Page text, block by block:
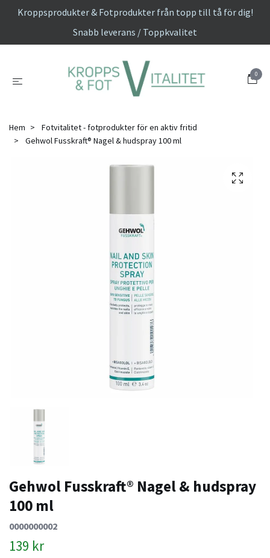
Kroppsprodukter & Fotprodukter från topp till tå för dig!
Snabb leverans / Toppkvalitet
0
Hem
Fotvitalitet - fotprodukter för en aktiv fritid
Gehwol Fusskraft® Nagel & hudspray 100 ml
Gehwol Fusskraft® Nagel & hudspray
100 ml
0000000002
139 kr